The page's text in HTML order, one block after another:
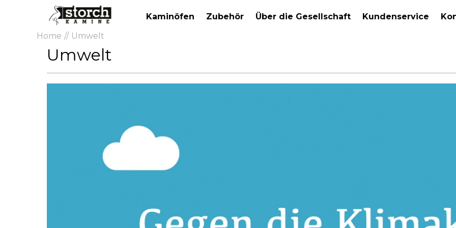
Kaminöfen Zubehör Über die Gesellschaft Kundenservice
Home
Umwelt
Umwelt